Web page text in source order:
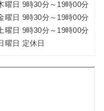
曜日 9時30分～19時00分
曜日 9時30分～19時00分
曜日 9時30分～19時00分
曜日 定休日